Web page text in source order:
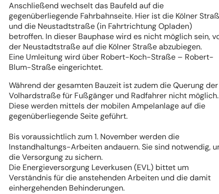
Anschließend wechselt das Baufeld auf die
gegenüberliegende Fahrbahnseite. Hier ist die Kölner
und die Neustadtstraße (in Fahrtrichtung Opladen)
betroffen. In dieser Bauphase wird es nicht möglich sein,
der Neustadtstraße auf die Kölner Straße abzubiegen.
Eine Umleitung wird über Robert-Koch-Straße – Robert-
Blum-Straße eingerichtet.
Während der gesamten Bauzeit ist zudem die Querung der
Volhardstraße für Fußgänger und Radfahrer nicht möglich.
Diese werden mittels der mobilen Ampelanlage auf die
gegenüberliegende Seite geführt.
Bis voraussichtlich zum 1. November werden die
Instandhaltungs-Arbeiten andauern. Sie sind notwendig,
die Versorgung zu sichern.
Die Energieversorgung Leverkusen (EVL) bittet um
Verständnis für die anstehenden Arbeiten und die damit
einhergehenden Behinderungen.